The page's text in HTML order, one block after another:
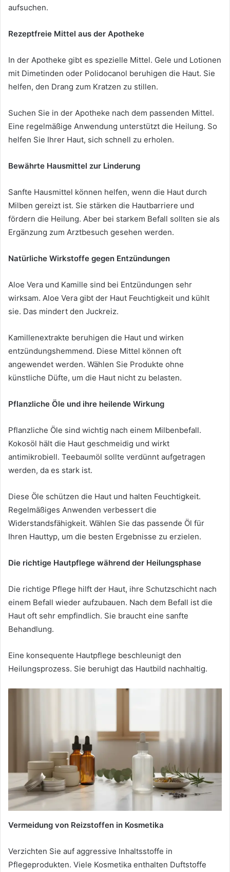
aufsuchen.
Rezeptfreie Mittel aus der Apotheke
In der Apotheke gibt es spezielle Mittel. Gele und Lotionen
mit Dimetinden oder Polidocanol beruhigen die Haut. Sie
helfen, den Drang zum Kratzen zu stillen.
Suchen Sie in der Apotheke nach dem passenden Mittel.
Eine regelmäßige Anwendung unterstützt die Heilung. So
helfen Sie Ihrer Haut, sich schnell zu erholen.
Bewährte Hausmittel zur Linderung
Sanfte Hausmittel können helfen, wenn die Haut durch
Milben gereizt ist. Sie stärken die Hautbarriere und
fördern die Heilung. Aber bei starkem Befall sollten sie als
Ergänzung zum Arztbesuch gesehen werden.
Natürliche Wirkstoffe gegen Entzündungen
Aloe Vera und Kamille sind bei Entzündungen sehr
wirksam. Aloe Vera gibt der Haut Feuchtigkeit und kühlt
sie. Das mindert den Juckreiz.
Kamillenextrakte beruhigen die Haut und wirken
entzündungshemmend. Diese Mittel können oft
angewendet werden. Wählen Sie Produkte ohne
künstliche Düfte, um die Haut nicht zu belasten.
Pflanzliche Öle und ihre heilende Wirkung
Pflanzliche Öle sind wichtig nach einem Milbenbefall.
Kokosöl hält die Haut geschmeidig und wirkt
antimikrobiell. Teebaumöl sollte verdünnt aufgetragen
werden, da es stark ist.
Diese Öle schützen die Haut und halten Feuchtigkeit.
Regelmäßiges Anwenden verbessert die
Widerstandsfähigkeit. Wählen Sie das passende Öl für
Ihren Hauttyp, um die besten Ergebnisse zu erzielen.
Die richtige Hautpflege während der Heilungsphase
Die richtige Pflege hilft der Haut, ihre Schutzschicht nach
einem Befall wieder aufzubauen. Nach dem Befall ist die
Haut oft sehr empfindlich. Sie braucht eine sanfte
Behandlung.
Eine konsequente Hautpflege beschleunigt den
Heilungsprozess. Sie beruhigt das Hautbild nachhaltig.
Vermeidung von Reizstoffen in Kosmetika
Verzichten Sie auf aggressive Inhaltsstoffe in
Pflegeprodukten. Viele Kosmetika enthalten Duftstoffe